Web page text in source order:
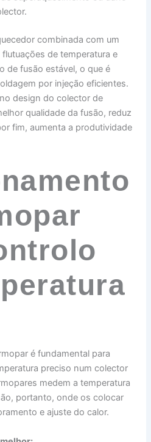
combinada com um
de temperatura e
de fusão estável, o que é
por injeção eficientes.
design do colector de
qualidade da fusão, reduz
fim, aumenta a produtividade
é fundamental para
preciso num colector
medem a temperatura
portanto, onde os colocar
e ajuste do calor.